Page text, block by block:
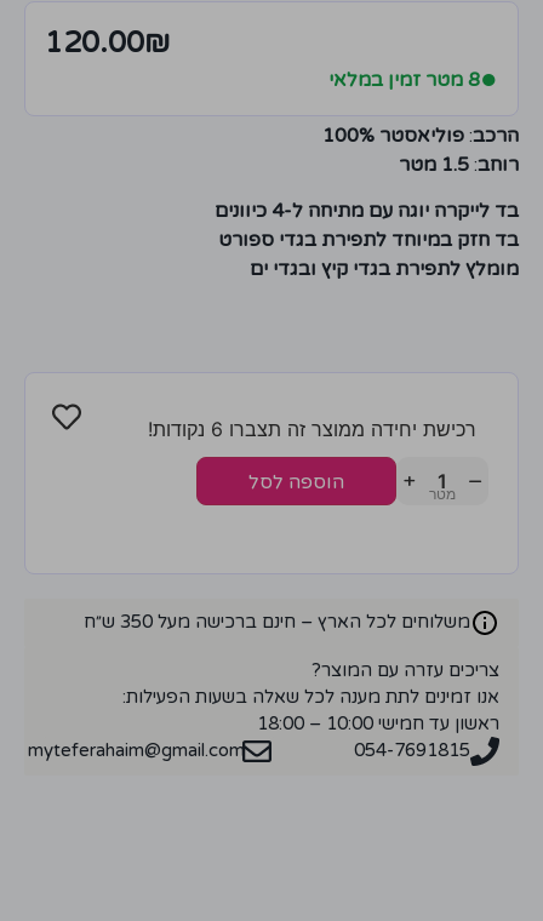
120.00₪
●8 מטר זמין במלאי
הרכב: פוליאסטר 100%
רוחב: 1.5 מטר
בד לייקרה יוגה עם מתיחה ל-4 כיוונים
בד חזק במיוחד לתפירת בגדי ספורט
מומלץ לתפירת בגדי קיץ ובגדי ים
רכישת יחידה ממוצר זה תצברו 6 נקודות!
−
+ הוספה לסל
משלוחים לכל הארץ – חינם ברכישה מעל 350 ש״ח
צריכים עזרה עם המוצר?
אנו זמינים לתת מענה לכל שאלה בשעות הפעילות:
ראשון עד חמישי 10:00 – 18:00
054-7691815
myteferahaim@gmail.com